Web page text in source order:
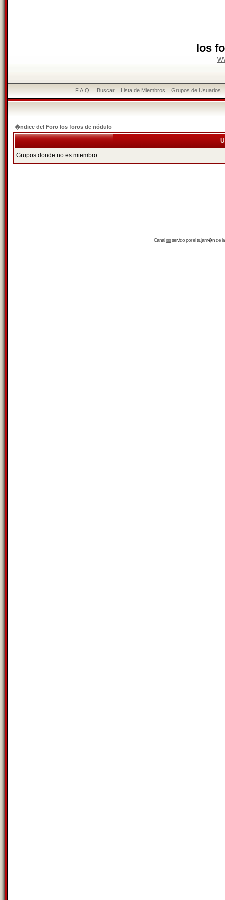
los
F.A.Q. Buscar Lista de Miembros Grupos de Usuarios
�ndice del Foro los foros de nódulo
Grupos donde no es miembro
Canalrssservido por eltrujam�nde